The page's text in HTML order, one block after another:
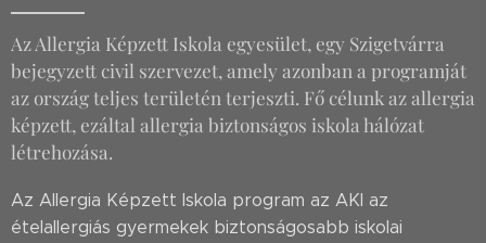
Az Allergia Képzett Iskola egyesület, egy Szigetvárra
bejegyzett civil szervezet, amely azonban a programját
az ország teljes területén terjeszti. Fő célunk az allergia
képzett, ezáltal allergia biztonságos iskola hálózat
létrehozása.
Az Allergia Képzett Iskola program az AKI az
ételallergiás gyermekek biztonságosabb iskolai